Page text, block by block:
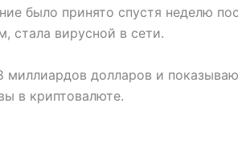
было принято спустя неделю
стала вирусной в сети.
долларов и
в криптовалюте.